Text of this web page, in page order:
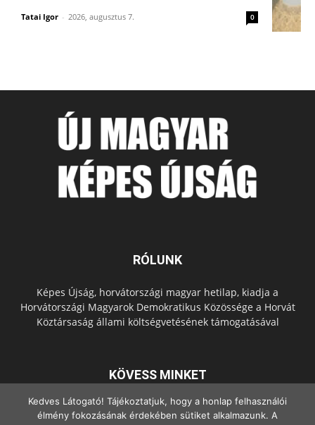
Tatai Igor - 2026, augusztus 7. 0
RÓLUNK
Képes Újság, horvátországi magyar hetilap, kiadja a
Horvátországi Magyarok Demokratikus Közössége a Horvát
Köztársaság állami költségvetésének támogatásával
KÖVESS MINKET
Kedves Látogató! Tájékoztatjuk, hogy a honlap felhasználói
élmény fokozásának érdekében sütiket alkalmazunk. A